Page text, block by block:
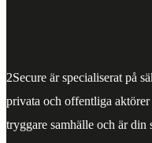
2Secure är specialiserat på
privata och offentliga
tryggare samhälle och är din